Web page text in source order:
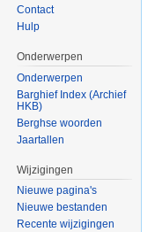
Contact
Hulp
Onderwerpen
Onderwerpen
Barghief Index (Archief
HKB)
Berghse woorden
Jaartallen
Wijzigingen
Nieuwe pagina's
Nieuwe bestanden
Recente wijzigingen